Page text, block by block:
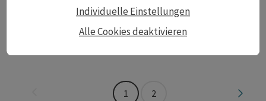
02.01.2026 - 20.12.2026(weitere Termine)
ab € 1.799,00
1 2 Seite
Alle Cookies deaktivieren
Individuelle Einstellungen